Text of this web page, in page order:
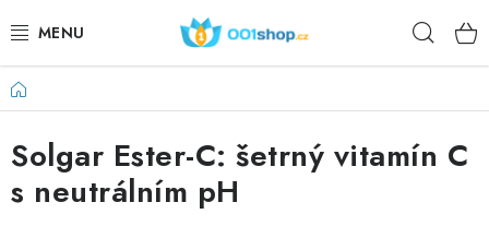
tartalomhoz
DOPLŇKY STRAVY
KOZMETIKUMOK
SPORT
Kezdőlap
Solgar Ester-C: šetrný vitamín C
s neutrálním pH